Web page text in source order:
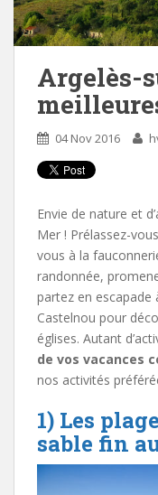
Argelès-
04 Nov 2016
Envie de nature et
Mer ! Prélassez-
vous à la
randonnée,
partez en escapade
Castelnou pour
églises. Autant
de vos vacances
nos activités
1) Les
sable fin